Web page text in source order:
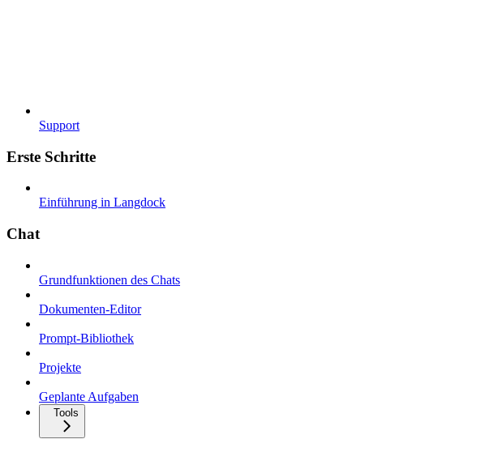
Support
Erste Schritte
Einführung in Langdock
Chat
Grundfunktionen des Chats
Dokumenten-Editor
Prompt-Bibliothek
Projekte
Geplante Aufgaben
Tools